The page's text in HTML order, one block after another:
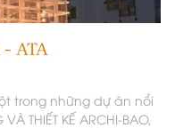
ATA
trong những dự án nổi
THIẾT KẾ ARCHI-BAO,